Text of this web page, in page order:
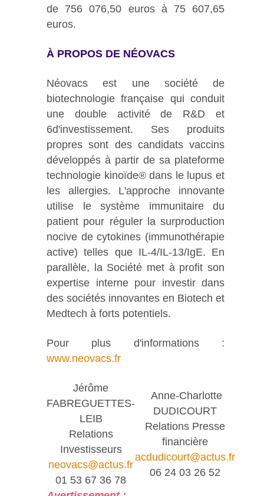
de 756 076,50 euros à 75 607,65
euros.
À PROPOS DE NÉOVACS
Néovacs est une société de
biotechnologie française qui conduit
une double activité de R&D et
6d'investissement. Ses produits
propres sont des candidats vaccins
développés à partir de sa plateforme
technologie kinoïde® dans le lupus et
les allergies. L'approche innovante
utilise le système immunitaire du
patient pour réguler la surproduction
nocive de cytokines (immunothérapie
active) telles que IL-4/IL-13/IgE. En
parallèle, la Société met à profit son
expertise interne pour investir dans
des sociétés innovantes en Biotech et
Medtech à forts potentiels.
Pour plus d'informations :
www.neovacs.fr
Jérôme
FABREGUETTES-
LEIB
Relations
Investisseurs
neovacs@actus.fr
01 53 67 36 78
Anne-Charlotte
DUDICOURT
Relations Presse
financière
acdudicourt@actus.fr
06 24 03 26 52